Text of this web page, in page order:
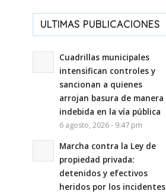
ULTIMAS PUBLICACIONES
Cuadrillas municipales
intensifican controles y
sancionan a quienes
arrojan basura de manera
indebida en la vía pública
6 agosto, 2026 - 9:47 pm
Marcha contra la Ley de
propiedad privada:
detenidos y efectivos
heridos por los incidentes